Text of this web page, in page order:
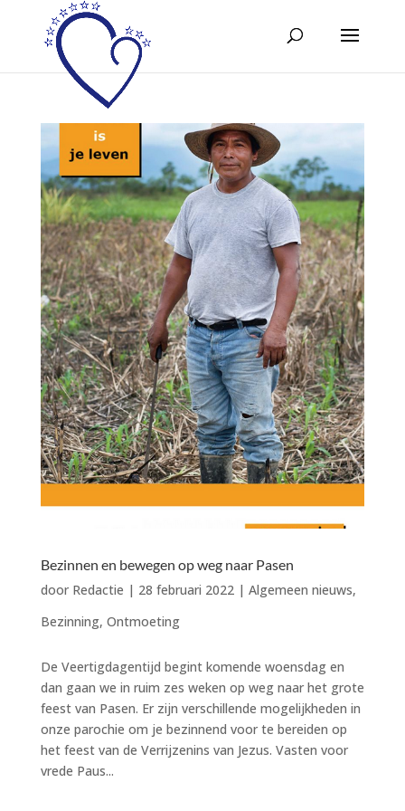
Bezinnen en bewegen op weg naar Pasen
door Redactie | 28 februari 2022| Algemeen nieuws,
Bezinning, Ontmoeting
De Veertigdagentijd begint komende woensdag en
dan gaan we in ruim zes weken op weg naar het grote
feest van Pasen. Er zijn verschillende mogelijkheden in
onze parochie om je bezinnend voor te bereiden op
het feest van de Verrijzenins van Jezus. Vasten voor
vrede Paus...